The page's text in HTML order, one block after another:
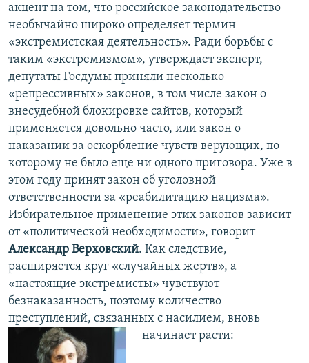
акцент на том, что российское законодательство
необычайно широко определяет термин
«экстремистская деятельность». Ради борьбы с
таким «экстремизмом», утверждает эксперт,
депутаты Госдумы приняли несколько
«репрессивных» законов, в том числе закон о
внесудебной блокировке сайтов, который
применяется довольно часто, или закон о
наказании за оскорбление чувств верующих, по
которому не было еще ни одного приговора. Уже в
этом году принят закон об уголовной
ответственности за «реабилитацию нацизма».
Избирательное применение этих законов зависит
от «политической необходимости», говорит
Александр Верховский. Как следствие,
расширяется круг «случайных жертв», а
«настоящие экстремисты» чувствуют
безнаказанность, поэтому количество
преступлений, связанных с насилием, вновь
начинает расти: